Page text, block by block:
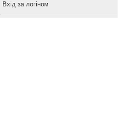
Вхiд за логiном